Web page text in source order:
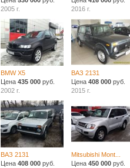
2005 г.
2016 г.
BMW X5
Цена 435 000руб.
2002 г.
ВАЗ 2131
Цена 408 000руб.
2015 г.
ВАЗ 2131
Цена 408 000руб.
Mitsubishi Mont...
Цена 450 000руб.